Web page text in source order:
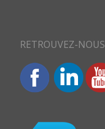
RETROUVEZ-NOUS